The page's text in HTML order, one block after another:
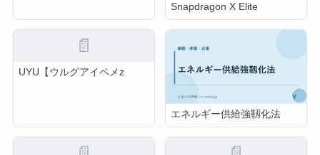
Snapdragon X Elite
📄
UYU【ウルグアイペメz
エネルギー供給強靱化法